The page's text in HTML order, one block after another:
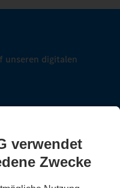
unseren digitalen